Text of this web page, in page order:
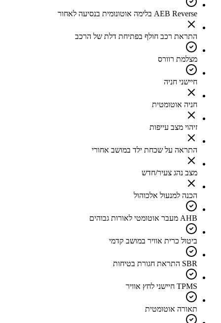
AEB Reverse בלימה אוטונומית בנסיעה לאחור
התראת רכב חולף בפתיחת דלת של הרכב
מצלמת רוורס
חיישני חניה
חניה אוטומטית
זיהוי מצב עייפות
התראה על שכחת ילד במושב אחורי
מצב נהג צעיר/חדש
הכנה למנעול אלכוהול
AHB מעבר אוטומטי לאורות גבוהים
ביטול כרית אוויר במושב קדמי
SBR התראת חגורת בטיחות
TPMS חיישני לחץ אוויר
תאורה אוטומטית